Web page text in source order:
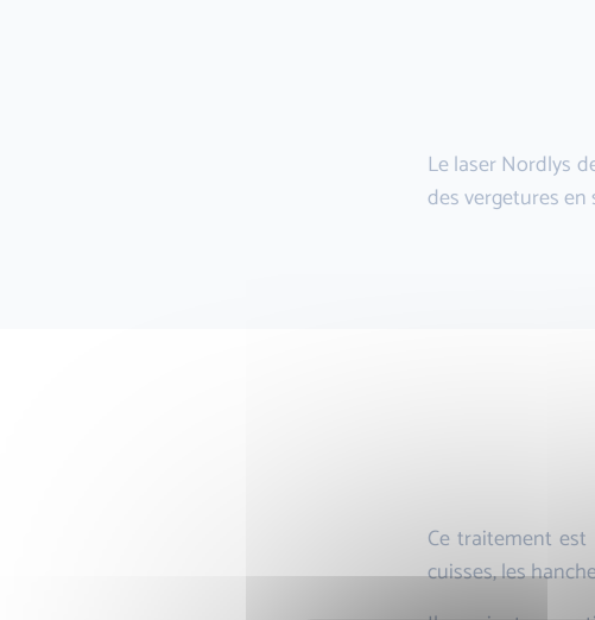
Le laser Nordlys
des vergetures
Ce traitement
cuisses, les